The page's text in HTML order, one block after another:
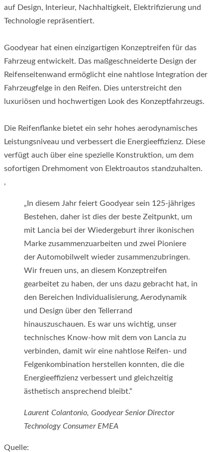
auf Design, Interieur, Nachhaltigkeit, Elektrifizierung und
Technologie repräsentiert.
Goodyear hat einen einzigartigen Konzeptreifen für das
Fahrzeug entwickelt. Das maßgeschneiderte Design der
Reifenseitenwand ermöglicht eine nahtlose Integration der
Fahrzeugfelge in den Reifen. Dies unterstreicht den
luxuriösen und hochwertigen Look des Konzeptfahrzeugs.
Die Reifenflanke bietet ein sehr hohes aerodynamisches
Leistungsniveau und verbessert die Energieeffizienz. Diese
verfügt auch über eine spezielle Konstruktion, um dem
sofortigen Drehmoment von Elektroautos standzuhalten.
,
„In diesem Jahr feiert Goodyear sein 125-jähriges
Bestehen, daher ist dies der beste Zeitpunkt, um
mit Lancia bei der Wiedergeburt ihrer ikonischen
Marke zusammenzuarbeiten und zwei Pioniere
der Automobilwelt wieder zusammenzubringen.
Wir freuen uns, an diesem Konzeptreifen
gearbeitet zu haben, der uns dazu gebracht hat, in
den Bereichen Individualisierung, Aerodynamik
und Design über den Tellerrand
hinauszuschauen. Es war uns wichtig, unser
technisches Know-how mit dem von Lancia zu
verbinden, damit wir eine nahtlose Reifen- und
Felgenkombination herstellen konnten, die die
Energieeffizienz verbessert und gleichzeitig
ästhetisch ansprechend bleibt.“
Laurent Colantonio, Goodyear Senior Director
Technology Consumer EMEA
Quelle: